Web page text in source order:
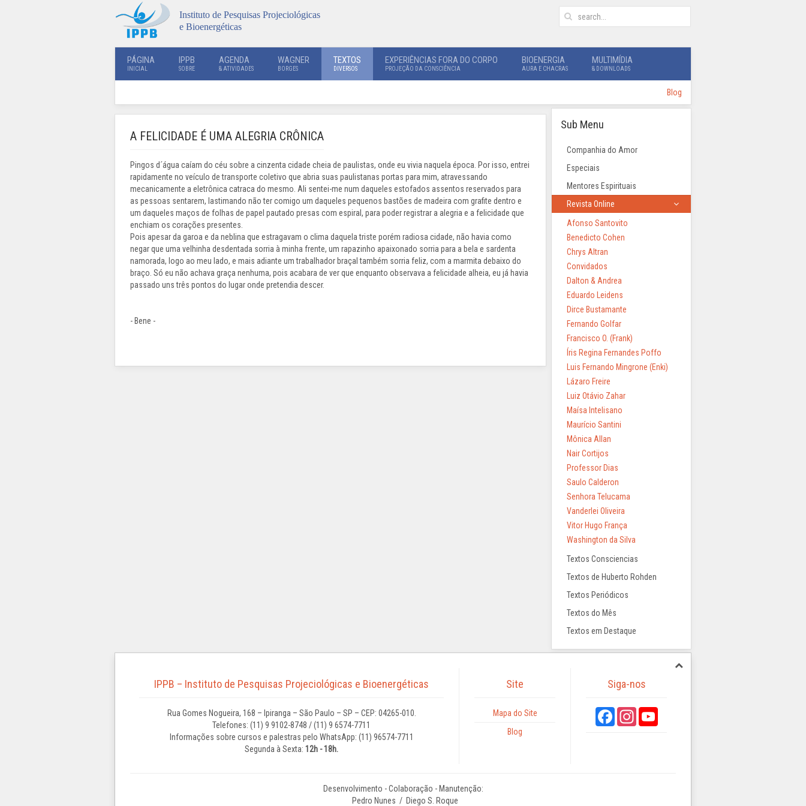
Instituto de Pesquisas Projeciológicas
e Bioenergéticas
PÁGINA
INICIAL
IPPB
SOBRE
AGENDA
& ATIVIDADES
WAGNER
BORGES
TEXTOS
DIVERSOS
EXPERIÊNCIAS FORA DO CORPO
PROJEÇÃO DA CONSCIÊNCIA
BIOENERGIA
AURA E CHACRAS
MULTIMÍDIA
& DOWNLOADS
Blog
A FELICIDADE É UMA ALEGRIA CRÔNICA
Pingos d´água caíam do céu sobre a cinzenta cidade cheia de paulistas, onde eu vivia naquela época. Por isso, entrei
rapidamente no veículo de transporte coletivo que abria suas paulistanas portas para mim, atravessando
mecanicamente a eletrônica catraca do mesmo. Ali sentei-me num daqueles estofados assentos reservados para
as pessoas sentarem, lastimando não ter comigo um daqueles pequenos bastões de madeira com grafite dentro e
um daqueles maços de folhas de papel pautado presas com espiral, para poder registrar a alegria e a felicidade que
enchiam os corações presentes.
Pois apesar da garoa e da neblina que estragavam o clima daquela triste porém radiosa cidade, não havia como
negar que uma velhinha desdentada sorria à minha frente, um rapazinho apaixonado sorria para a bela e sardenta
namorada, logo ao meu lado, e mais adiante um trabalhador braçal também sorria feliz, com a marmita debaixo do
braço. Só eu não achava graça nenhuma, pois acabara de ver que enquanto observava a felicidade alheia, eu já havia
passado uns três pontos do lugar onde pretendia descer.
- Bene -
Sub Menu
Companhia do Amor
Especiais
Mentores Espirituais
Revista Online
Afonso Santovito
Benedicto Cohen
Chrys Altran
Convidados
Dalton & Andrea
Eduardo Leidens
Dirce Bustamante
Fernando Golfar
Francisco O. (Frank)
Íris Regina Fernandes Poffo
Luis Fernando Mingrone (Enki)
Lázaro Freire
Luiz Otávio Zahar
Maísa Intelisano
Maurício Santini
Mônica Allan
Nair Cortijos
Professor Dias
Saulo Calderon
Senhora Telucama
Vanderlei Oliveira
Vitor Hugo França
Washington da Silva
Textos Consciencias
Textos de Huberto Rohden
Textos Periódicos
Textos do Mês
Textos em Destaque
IPPB – Instituto de Pesquisas Projeciológicas e Bioenergéticas
Rua Gomes Nogueira, 168 – Ipiranga – São Paulo – SP – CEP: 04265-010.
Telefones: (11) 9 9102-8748 / (11) 9 6574-7711
Informações sobre cursos e palestras pelo WhatsApp: (11) 96574-7711
Segunda à Sexta: 12h - 18h.
Site
Mapa do Site
Blog
Siga-nos
Desenvolvimento - Colaboração - Manutenção:
Pedro Nunes / Diego S. Roque